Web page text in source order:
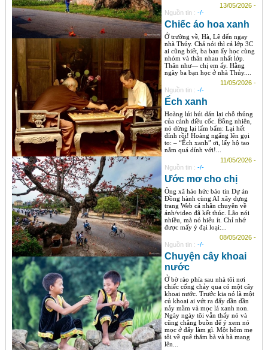
13/05/2026 -
Nguồn tin : -/-
Chiếc áo hoa xanh
Ở trường về, Hà, Lê đến ngay
nhà Thủy. Chả nói thì cả lớp 3C
ai cũng biết, ba bạn ấy học cùng
nhóm và thân nhau nhất lớp.
Thân như— chị em ấy. Hằng
ngày ba bạn học ở nhà Thủy....
11/05/2026 -
Nguồn tin : -/-
Ếch xanh
Hoàng lúi húi dán lại chỗ thủng
của cánh diều cốc. Bỗng nhiên,
nó dừng lại lẩm bẩm: Lại hết
dính rồi! Hoàng ngẩng lên gọi
to: – “Ếch xanh” ơi, lấy hộ tao
nắm quá dính với!...
11/05/2026 -
Nguồn tin : -/-
Ước mơ cho chị
​Ông xã háo hức báo tin Dự án
Đồng hành cùng AI xây dựng
trang Web cá nhân chuyên về
ảnh/video đã kết thúc. Lão nói
nhiều, mà nó hiểu ít. Chỉ nhớ
được mấy ý đại loại:...
08/05/2026 -
Nguồn tin : -/-
Chuyện cây khoai
nước
Ở bờ rào phía sau nhà tôi nơi
chiếc cống chảy qua có một cây
khoai nước. Trước kia nó là một
củ khoai ai vứt ra đấy dần dần
nảy mầm và mọc lá xanh non.
Ngày ngày tôi vẫn thấy nó và
cũng chẳng buồn để ý xem nó
mọc ở đấy làm gì. Một hôm mẹ
tôi về quê thăm bà và bà mang
lên...